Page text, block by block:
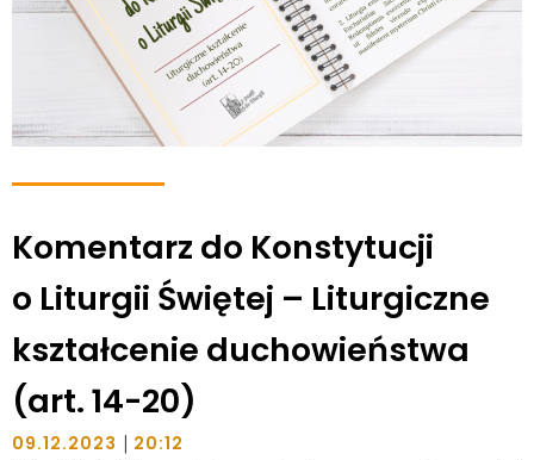
Komentarz do Konstytucji
o Liturgii Świętej – Liturgiczne
kształcenie duchowieństwa
(art. 14-20)
09.12.2023 | 20:12